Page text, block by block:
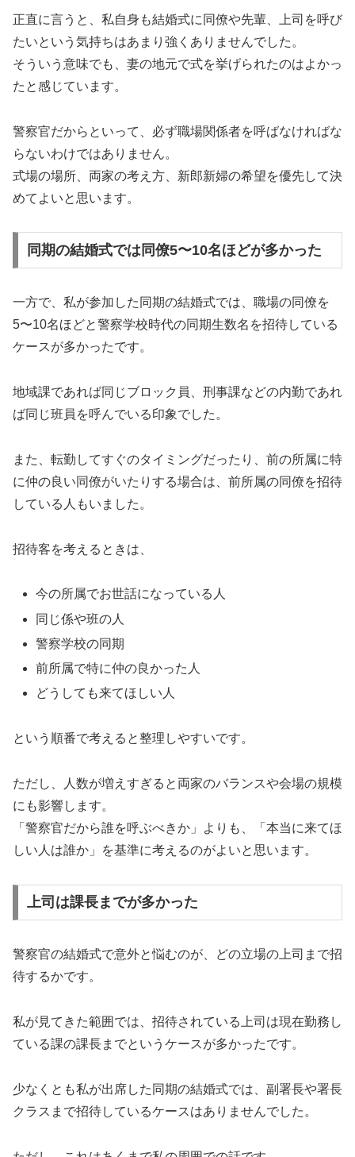
正直に言うと、私自身も結婚式に同僚や先輩、上司を呼び
たいという気持ちはあまり強くありませんでした。
そういう意味でも、妻の地元で式を挙げられたのはよかっ
たと感じています。
警察官だからといって、必ず職場関係者を呼ばなければな
らないわけではありません。
式場の場所、両家の考え方、新郎新婦の希望を優先して決
めてよいと思います。
同期の結婚式では同僚5〜10名ほどが多かった
一方で、私が参加した同期の結婚式では、職場の同僚を
5〜10名ほどと警察学校時代の同期生数名を招待している
ケースが多かったです。
地域課であれば同じブロック員、刑事課などの内勤であれ
ば同じ班員を呼んでいる印象でした。
また、転勤してすぐのタイミングだったり、前の所属に特
に仲の良い同僚がいたりする場合は、前所属の同僚を招待
している人もいました。
招待客を考えるときは、
今の所属でお世話になっている人
同じ係や班の人
警察学校の同期
前所属で特に仲の良かった人
どうしても来てほしい人
という順番で考えると整理しやすいです。
ただし、人数が増えすぎると両家のバランスや会場の規模
にも影響します。
「警察官だから誰を呼ぶべきか」よりも、「本当に来てほ
しい人は誰か」を基準に考えるのがよいと思います。
上司は課長までが多かった
警察官の結婚式で意外と悩むのが、どの立場の上司まで招
待するかです。
私が見てきた範囲では、招待されている上司は現在勤務し
ている課の課長までというケースが多かったです。
少なくとも私が出席した同期の結婚式では、副署長や署長
クラスまで招待しているケースはありませんでした。